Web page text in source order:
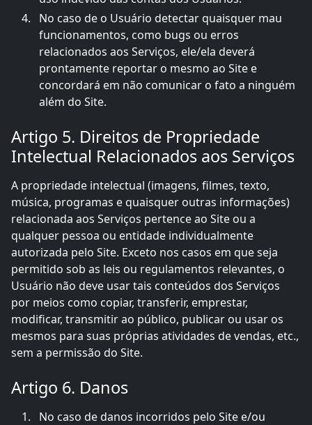
No caso de o Usuário detectar quaisquer mau
funcionamentos, como bugs ou erros
relacionados aos Serviços, ele/ela deverá
prontamente reportar o mesmo ao Site e
concordará em não comunicar o fato a ninguém
além do Site.
Artigo 5. Direitos de Propriedade
Intelectual Relacionados aos Serviços
A propriedade intelectual (imagens, filmes, texto,
música, programas e quaisquer outras informações)
relacionada aos Serviços pertence ao Site ou a
qualquer pessoa ou entidade individualmente
autorizada pelo Site. Exceto nos casos em que seja
permitido sob as leis ou regulamentos relevantes, o
Usuário não deve usar tais conteúdos dos Serviços
por meios como copiar, transferir, emprestar,
modificar, transmitir ao público, publicar ou usar os
mesmos para suas próprias atividades de vendas, etc.,
sem a permissão do Site.
Artigo 6. Danos
No caso de danos incorridos pelo Site e/ou